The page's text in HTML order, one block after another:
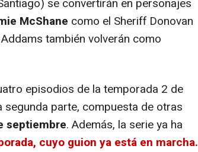
se convertirán en personajes
McShane como el Sheriff Donovan
también volverán como
episodios de la temporada 2 de
segunda parte, compuesta de otras
septiembre. Además, la serie ya ha
cuyo guion ya está en marcha.